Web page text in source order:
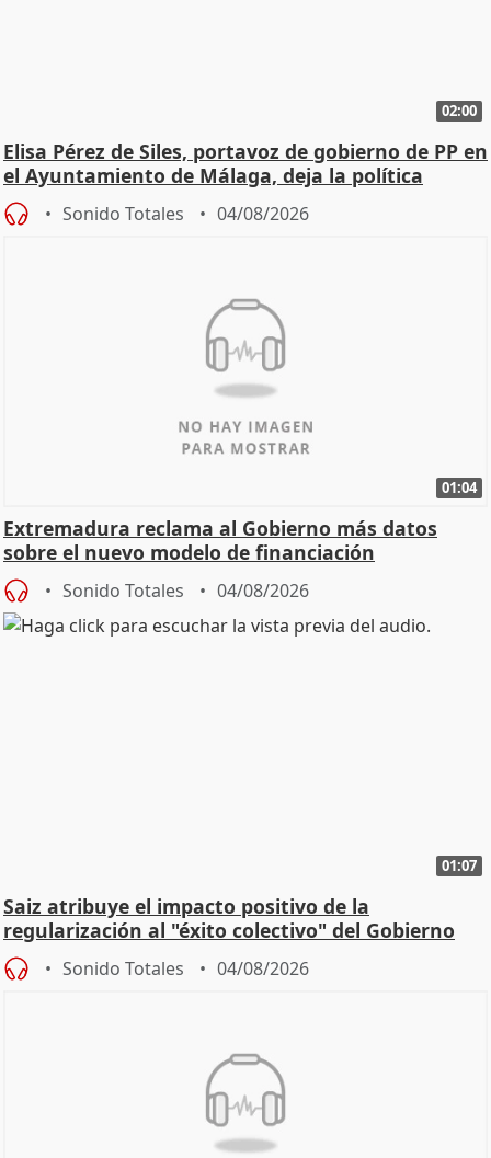
02:00
Elisa Pérez de Siles, portavoz de gobierno de PP en
el Ayuntamiento de Málaga, deja la política
Sonido Totales 04/08/2026
01:04
Extremadura reclama al Gobierno más datos
sobre el nuevo modelo de financiación
Sonido Totales 04/08/2026
01:07
Saiz atribuye el impacto positivo de la
regularización al "éxito colectivo" del Gobierno
Sonido Totales 04/08/2026